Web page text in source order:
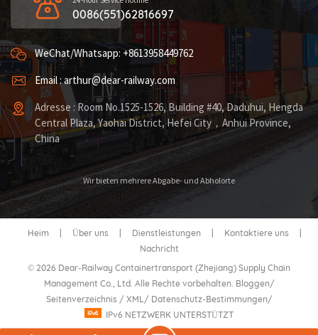
0086(551)62816697
WeChat/Whatsapp: +8613958449762
Email : arthur@dear-railway.com
Adresse : Room No.1525-1526, Building #40, Daduhui, Hengda
Central Plaza, Yaohai District, Hefei City，Anhui Province,
China
Wir bieten mehrere Abgabe- und Abholorte
Heim | Über uns | Dienstleistungen | Kontaktiere uns
|
Nachricht
© 2026 Dear-Railway Containertransport (Zhejiang) Supply Chain
Management Co., Ltd. Alle Rechte vorbehalten. Bloggen/
Seitenverzeichnis / XML / Datenschutz-Bestimmungen/
IPv6 NETZWERK UNTERSTÜTZT